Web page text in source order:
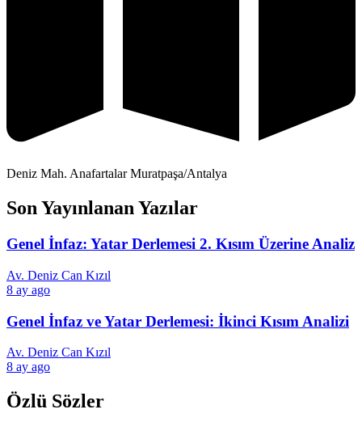
Deniz Mah. Anafartalar Muratpaşa/Antalya
Son Yayınlanan Yazılar
Genel İnfaz: Yatar Derlemesi 2. Kısım Üzerine Analiz
Av. Deniz Can Kızıl
8 ay ago
Genel İnfaz ve Yatar Derlemesi: İkinci Kısım Analizi
Av. Deniz Can Kızıl
8 ay ago
Özlü Sözler